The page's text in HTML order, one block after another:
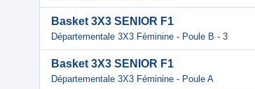
Basket 3X3 SENIOR F1
Départementale 3X3 Féminine - Poule B - 3
Basket 3X3 SENIOR F1
Départementale 3X3 Féminine - Poule A